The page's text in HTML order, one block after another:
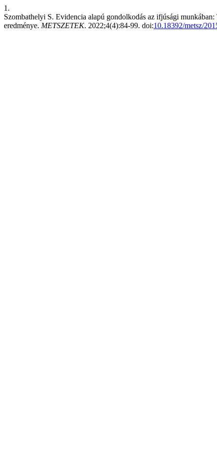
1.
Szombathelyi S. Evidencia alapú gondolkodás az ifjúsági
eredménye. METSZETEK. 2022;4(4):84-99. doi:10.18392/metsz/